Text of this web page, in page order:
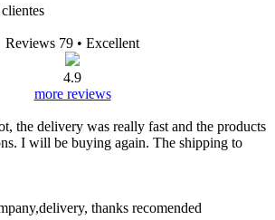
Reviews 79 • Excellent
4.9
more reviews
the delivery was really fast and the products
I will be buying again. The shipping to
thanks recomended